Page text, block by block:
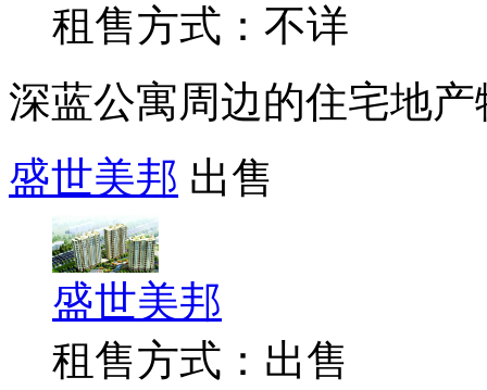
租售方式：不详
深蓝公寓周边的住宅地产
盛世美邦 出售
盛世美邦
租售方式：出售